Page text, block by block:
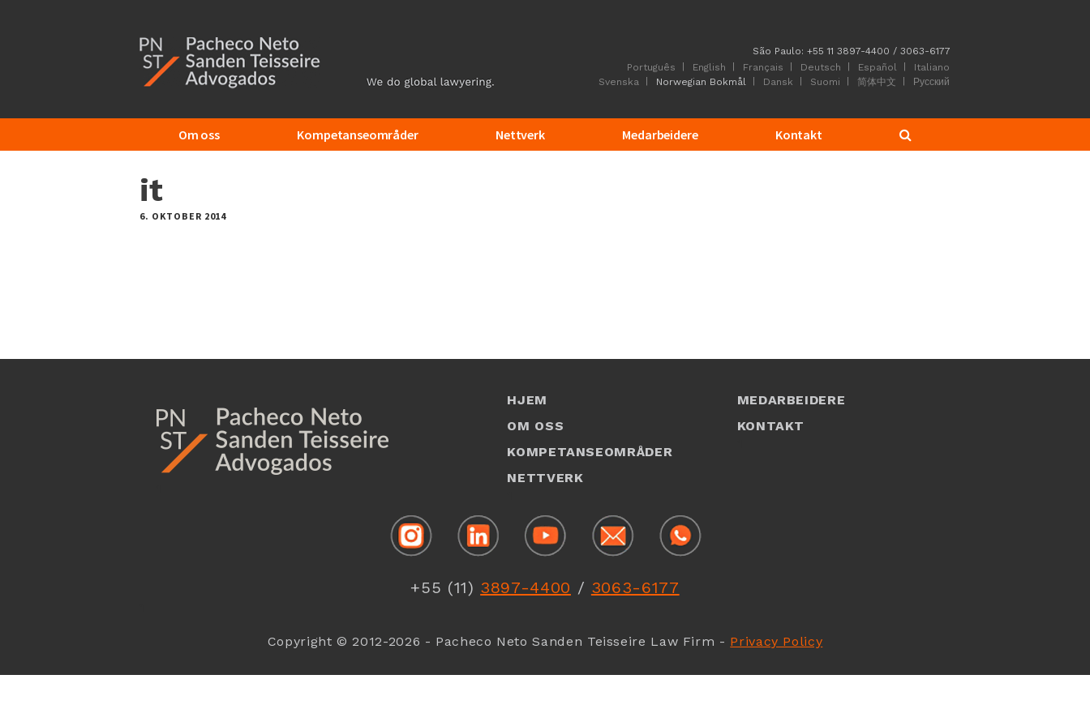
São Paulo: +55 11 3897-4400 / 3063-6177
Português
English Français Deutsch Español
Italiano
Svenska
Norwegian Bokmål Dansk Suomi 简体中文 Русский
Om oss Kompetanseområder Nettverk Medarbeidere Kontakt
it
6. OKTOBER 2014
HJEM
OM OSS
KOMPETANSEOMRÅDER
NETTVERK
MEDARBEIDERE
KONTAKT
+55 (11) 3897-4400 / 3063-6177
Copyright © 2012-2026 - Pacheco Neto Sanden Teisseire Law Firm - Privacy Policy